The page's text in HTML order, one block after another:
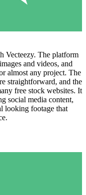
Vecteezy. The platform
and videos, and
almost any project. The
straightforward, and the
free stock websites. It
social media content,
looking footage that